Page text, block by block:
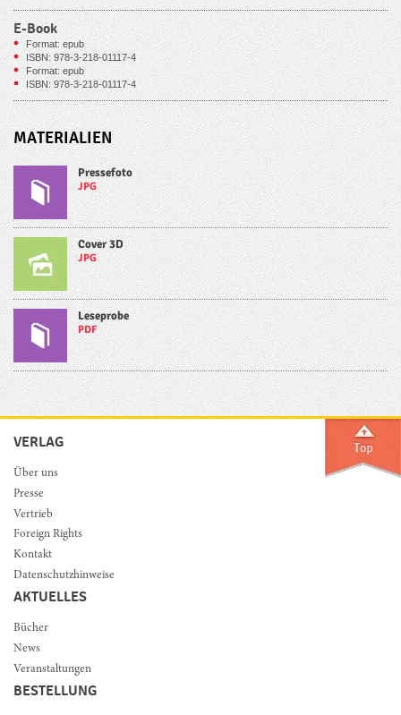
E-Book
Format: epub
ISBN: 978-3-218-01117-4
Format: epub
ISBN: 978-3-218-01117-4
MATERIALIEN
Pressefoto
JPG
Cover 3D
JPG
Leseprobe
PDF
VERLAG
Über uns
Presse
Vertrieb
Foreign Rights
Kontakt
Datenschutzhinweise
AKTUELLES
Bücher
News
Veranstaltungen
BESTELLUNG